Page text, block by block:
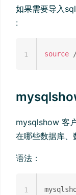
如果需要导入
:
source
1
mysqlshow 客
在哪些数据库、
语法：
1